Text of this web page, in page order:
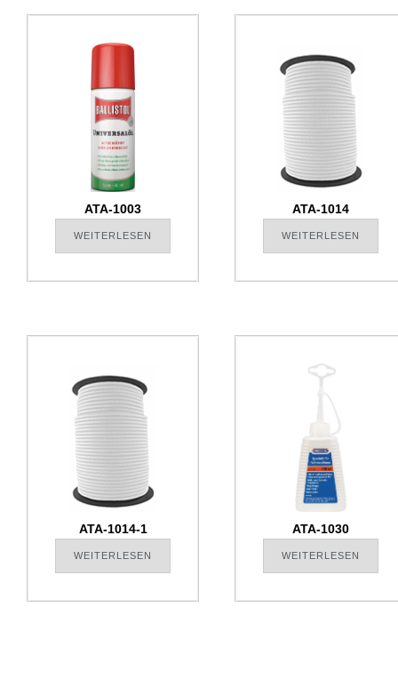
ATA-1003
WEITERLESEN
ATA-1014
WEITERLESEN
ATA-1014-1
WEITERLESEN
ATA-1030
WEITERLESEN